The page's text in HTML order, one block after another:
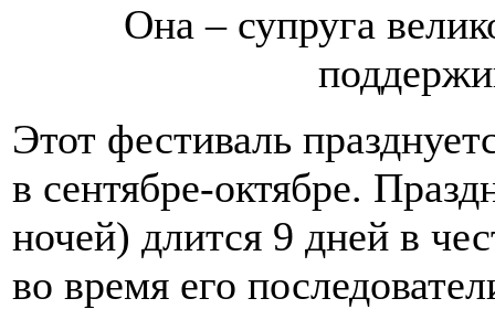
Она – супруга
Этот фестиваль
в сентябре-октябре.
ночей) длится 9 дней в
во время его